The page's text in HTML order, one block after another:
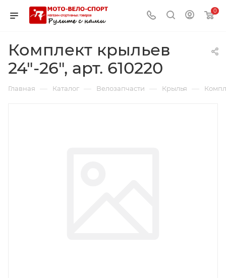
0
Комплект крыльев
24"-26", арт. 610220
Главная — Каталог — Велозапчасти — Крылья —